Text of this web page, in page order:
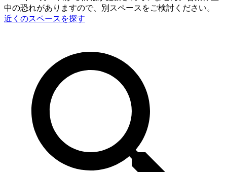
中の恐れがありますので、別スペースをご検討ください。
近くのスペースを探す